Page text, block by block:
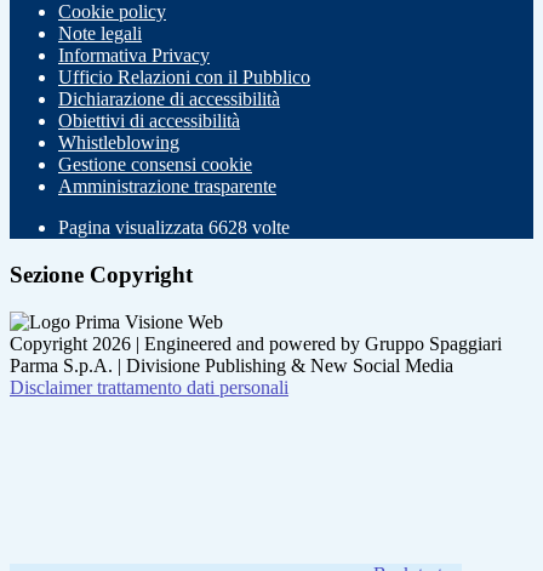
Cookie policy
Note legali
Informativa Privacy
Ufficio Relazioni con il Pubblico
Dichiarazione di accessibilità
Obiettivi di accessibilità
Whistleblowing
Gestione consensi cookie
Amministrazione trasparente
Pagina visualizzata 6628 volte
Sezione Copyright
Copyright 2026 | Engineered and powered by Gruppo Spaggiari
Parma S.p.A. | Divisione Publishing & New Social Media
Disclaimer trattamento dati personali